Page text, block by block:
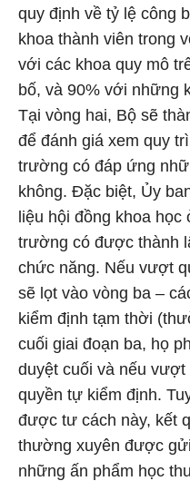
quy định về tỷ lệ công
khoa thành viên trong
với các khoa quy mô
bố, và 90% với những
Tại vòng hai, Bộ sẽ
để đánh giá xem quy
trường có đáp ứng
không. Đặc biệt, Ủy
liệu hội đồng khoa
trường có được thành
chức năng. Nếu vượt
sẽ lọt vào vòng ba –
kiểm định tạm thời
cuối giai đoạn ba, họ
duyệt cuối và nếu
quyền tự kiểm định.
được tư cách này, kết
thường xuyên được
những ấn phẩm học